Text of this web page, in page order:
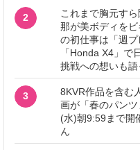
2
これまで胸元す
那が美ボディを
の初仕事は「週
「Honda X4」で
挑戦への想いも
3
8KVR作品を含む
画が「春のパン
(水)朝9:59まで開
ん